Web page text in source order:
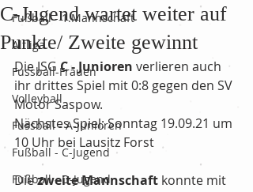
Fußball - 1.Mannschaft
Altliga
Fussball-Frauen
Volleyball
Fussball - A-Junioren
Fußball - C-Jugend
Fußball - D-Jugend
C-Jugend wartet weiter auf
Punkte/ Zweite gewinnt
Die JSG C - Junioren verlieren auch
ihr drittes Spiel mit 0:8 gegen den SV
Motor Saspow.
Nächstes Spiel: Sonntag 19.09.21 um
10 Uhr bei Lausitz Forst
Die zweite Mannschaft konnte mit